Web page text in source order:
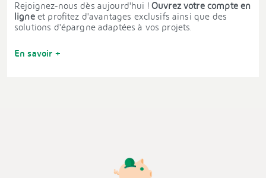
Rejoignez-nous dès aujourd'hui ! Ouvrez votre compte en
ligneet profitez d'avantages exclusifs ainsi que des
solutions d'épargne adaptées à vos projets.
En savoir +